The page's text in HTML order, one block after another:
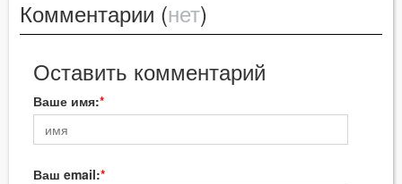
Комментарии (нет)
Оставить комментарий
Ваше имя:
Ваш email: